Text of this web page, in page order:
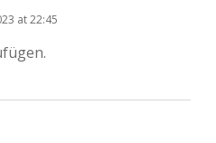
at 22:45